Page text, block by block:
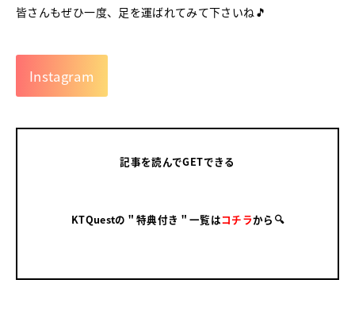
皆さんもぜひ一度、足を運ばれてみて下さいね🎵
Instagram
記事を読んでGETできる
KTQuestの＂特典付き＂一覧はコチラから🔍